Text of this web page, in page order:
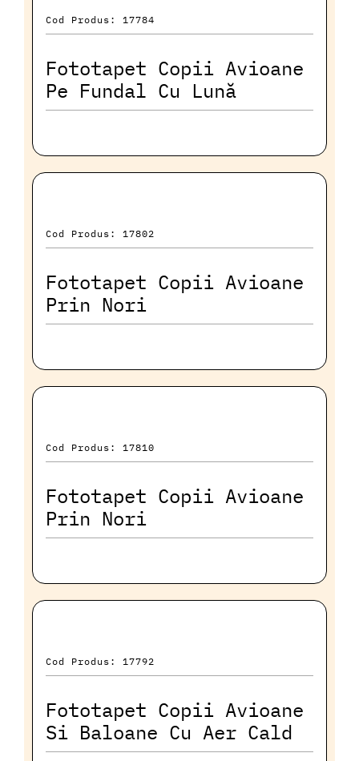
Cod Produs: 17784
Fototapet Copii Avioane
Pe Fundal Cu Lună
Cod Produs: 17802
Fototapet Copii Avioane
Prin Nori
Cod Produs: 17810
Fototapet Copii Avioane
Prin Nori
Cod Produs: 17792
Fototapet Copii Avioane
Si Baloane Cu Aer Cald